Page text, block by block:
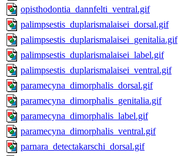
opisthodontia_dannfelti_ventral.gif
palimpsestis_duplarismalaisei_dorsal.gif
palimpsestis_duplarismalaisei_genitalia.gif
palimpsestis_duplarismalaisei_label.gif
palimpsestis_duplarismalaisei_ventral.gif
paramecyna_dimorphalis_dorsal.gif
paramecyna_dimorphalis_genitalia.gif
paramecyna_dimorphalis_label.gif
paramecyna_dimorphalis_ventral.gif
parnara_detectakarschi_dorsal.gif